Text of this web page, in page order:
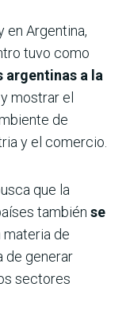
en Argentina,
tuvo como
argentinas a la
y mostrar el
de
y el comercio.
que la
también se
materia de
de generar
sectores